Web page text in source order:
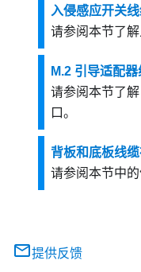
入侵感应开关
请参阅本节了解
M.2 引导适配
请参阅本节了
口。
背板和底板线
请参阅本节中
提供反馈